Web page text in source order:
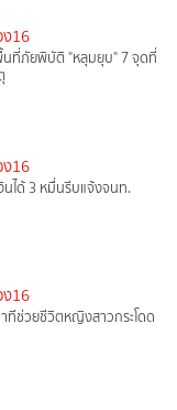
ง16
นที่ภัยพิบัติ "หลุมยุบ" 7 จุดที่
ง16
นได้ 3 หมื่นรีบแจ้งจนท.
ง16
ทีช่วยชีวิตหญิงสาวกระโดด